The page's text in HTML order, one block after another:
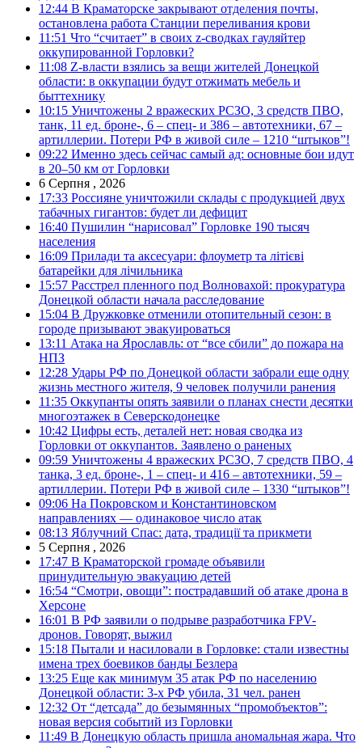
12:44 В Краматорске закрывают отделения почты,
остановлена работа Станции переливания крови
11:51 Что “считает” в своих z-сводках гауляйтер
оккупированной Горловки?
11:08 Z-власти взялись за вещи жителей Донецкой
области: в оккупации будут отжимать мебель и
быттехнику
10:15 Уничтожены 2 вражеских РСЗО, 3 средств ПВО,
танк, 11 ед. броне-, 6 – спец- и 386 – автотехники, 67 –
артиллерии. Потери РФ в живой силе – 1210 “штыков”!
09:22 Именно здесь сейчас самый ад: основные бои идут
в 20–50 км от Горловки
6 Серпня , 2026
17:33 Россияне уничтожили склады с продукцией двух
табачных гигантов: будет ли дефицит
16:40 Пушилин “нарисовал” Горловке 190 тысяч
населения
16:09 Прилади та аксесуари: флоуметр та літієві
батарейки для лічильника
15:57 Расстрел пленного под Волновахой: прокуратура
Донецкой области начала расследование
15:04 В Дружковке отменили отопительный сезон: в
городе призывают эвакуироваться
13:11 Атака на Ярославль: от “все сбили” до пожара на
НПЗ
12:28 Удары РФ по Донецкой области забрали еще одну
жизнь местного жителя, 9 человек получили ранения
11:35 Оккупанты опять заявили о планах снести десятки
многоэтажек в Северскодонецке
10:42 Цифры есть, деталей нет: новая сводка из
Горловки от оккупантов. Заявлено о раненых
09:59 Уничтожены 4 вражеских РСЗО, 7 средств ПВО, 4
танка, 3 ед. броне-, 1 – спец- и 416 – автотехники, 59 –
артиллерии. Потери РФ в живой силе – 1330 “штыков”!
09:06 На Покровском и Константиновском
направлениях — одинаковое число атак
08:13 Яблучний Спас: дата, традиції та прикмети
5 Серпня , 2026
17:47 В Краматорской громаде объявили
принудительную эвакуацию детей
16:54 “Смотри, овощи”: пострадавший об атаке дрона в
Херсоне
16:01 В РФ заявили о подрыве разработчика FPV-
дронов. Говорят, выжил
15:18 Пытали и насиловали в Горловке: стали известны
имена трех боевиков банды Безлера
13:25 Еще как минимум 35 атак РФ по населению
Донецкой области: 3-х РФ убила, 31 чел. ранен
12:32 От “детсада” до безымянных “промобъектов”:
новая версия событий из Горловки
11:49 В Донецкую область пришла аномальная жара. Что